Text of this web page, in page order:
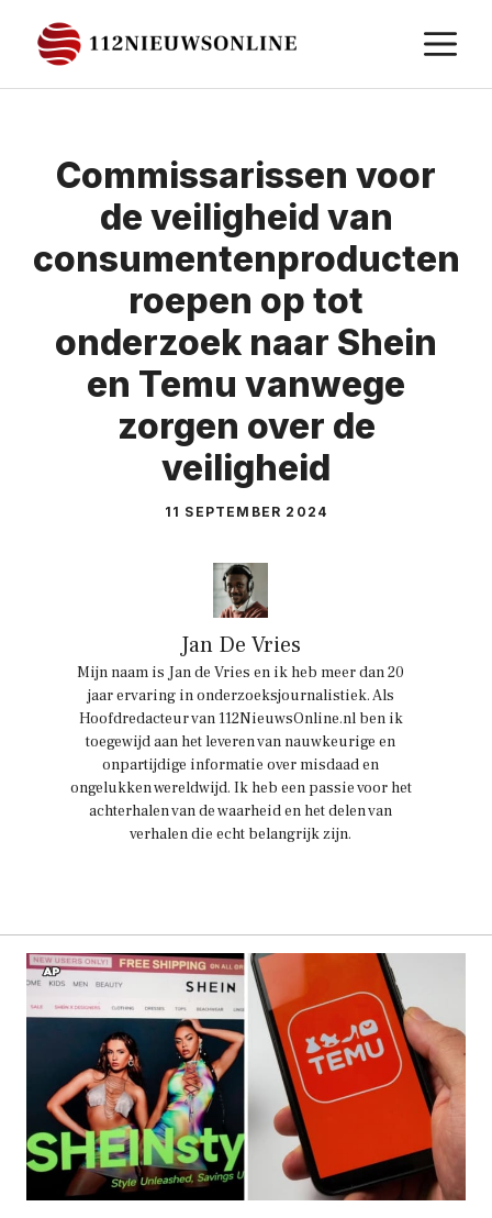
naar
de
Commissarissen voor
de veiligheid van
consumentenproducten
roepen op tot
onderzoek naar Shein
en Temu vanwege
zorgen over de
veiligheid
11 SEPTEMBER 2024
Jan De Vries
Mijn naam is Jan de Vries en ik heb meer dan 20
jaar ervaring in onderzoeksjournalistiek. Als
Hoofdredacteur van 112NieuwsOnline.nl ben ik
toegewijd aan het leveren van nauwkeurige en
onpartijdige informatie over misdaad en
ongelukken wereldwijd. Ik heb een passie voor het
achterhalen van de waarheid en het delen van
verhalen die echt belangrijk zijn.